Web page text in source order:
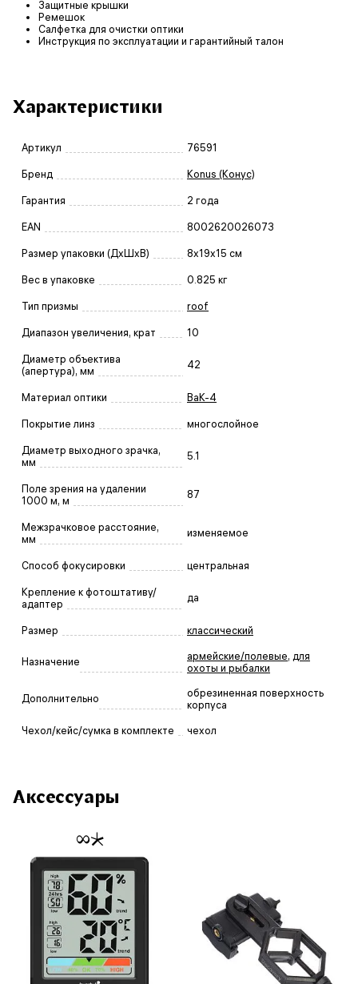
Защитные крышки
Ремешок
Салфетка для очистки оптики
Инструкция по эксплуатации и гарантийный талон
Характеристики
Артикул 76591
Бренд Konus (Конус)
Гарантия 2 года
EAN 8002620026073
Размер упаковки (ДxШxВ) 8x19x15 см
Вес в упаковке 0.825 кг
Тип призмы roof
Диапазон увеличения, крат 10
Диаметр объектива
(апертура), мм
42
Материал оптики BaK-4
Покрытие линз многослойное
Диаметр выходного зрачка,
мм
5.1
Поле зрения на удалении
1000 м, м
87
Межзрачковое расстояние,
мм
изменяемое
Способ фокусировки центральная
Крепление к фотоштативу/
адаптер
да
Размер классический
Назначение армейские/полевые, для
охоты и рыбалки
Дополнительно
обрезиненная поверхность
корпуса
Чехол/кейс/сумка в комплекте чехол
Аксессуары